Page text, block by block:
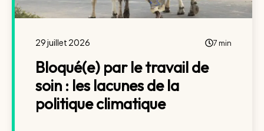
29 juillet 2026 7 min
Bloqué(e) par le travail de
soin : les lacunes de la
politique climatique